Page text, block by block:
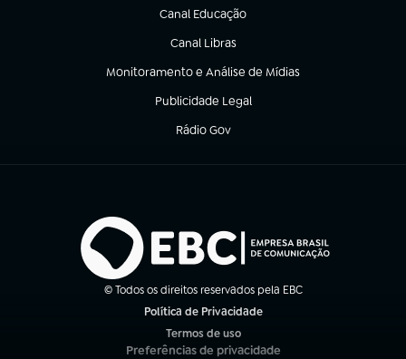
Canal Educação
(abre em nova aba)
Canal Libras
(abre em nova aba)
Monitoramento e Análise de Mídias
(abre em nova aba)
Publicidade Legal
(abre em nova aba)
Rádio Gov
(abre em nova aba)
© Todos os direitos reservados pela EBC
Política de Privacidade
Termos de uso
(abre em nova aba)
Preferências de privacidade